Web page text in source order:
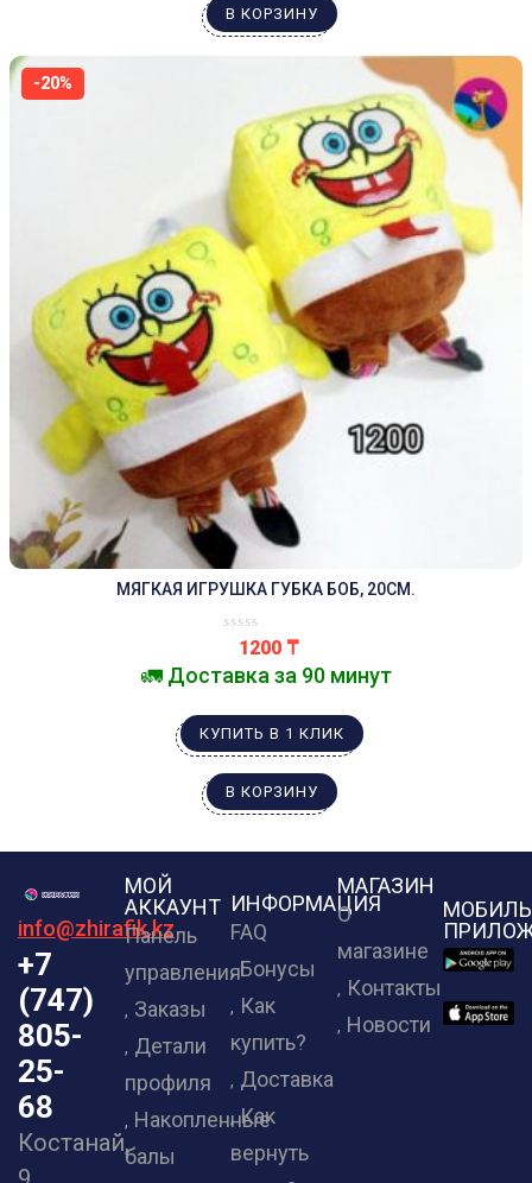
В КОРЗИНУ
-20%
МЯГКАЯ ИГРУШКА ГУБКА БОБ, 20СМ.
1200 ₸
🚛 Доставка за 90 минут
КУПИТЬ В 1 КЛИК
В КОРЗИНУ
info@zhirafik.kz
+7
(747)
805-
25-
68
Костанай,
МОЙ
АККАУНТ
Панель
управления
Заказы
Детали
профиля
Накопленные
балы
ИНФОРМАЦИЯ
FAQ
Бонусы
Как
купить?
Доставка
Как
вернуть
МАГАЗИН
О
магазине
Контакты
Новости